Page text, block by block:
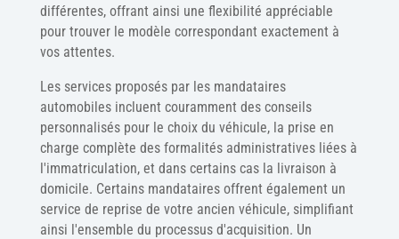
différentes, offrant ainsi une flexibilité appréciable
pour trouver le modèle correspondant exactement à
vos attentes.
Les services proposés par les mandataires
automobiles incluent couramment des conseils
personnalisés pour le choix du véhicule, la prise en
charge complète des formalités administratives liées à
l'immatriculation, et dans certains cas la livraison à
domicile. Certains mandataires offrent également un
service de reprise de votre ancien véhicule, simplifiant
ainsi l'ensemble du processus d'acquisition. Un